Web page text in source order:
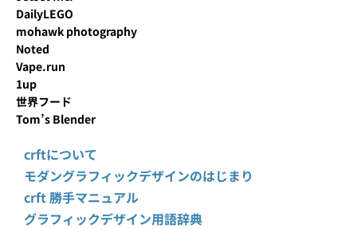
DailyLEGO
mohawk photography
Noted
Vape.run
1up
世界フード
Tom’s Blender
crftについて
モダングラフィックデザインのはじまり
crft 勝手マニュアル
グラフィックデザイン用語辞典